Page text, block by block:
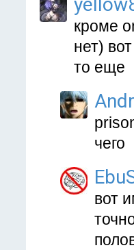
кроме
нет)
то еще
чего
вот